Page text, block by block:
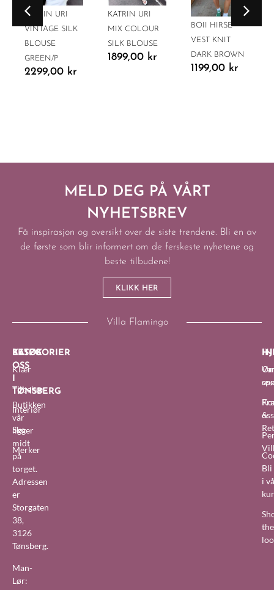
KATRIN URI
VINTAGE SILK
BLOUSE
GREEN/P
2299,00 kr
KATRIN URI
MIX COLOUR
SILK BLOUSE
1899,00 kr
BOII HIRSE
VEST KNIT
DARK BROWN
1199,00 kr
MELD DEG PÅ VÅRT
NYHETSBREV
Få inspirasjon og oversikt over de siste trendene. Bli en av
de første som blir informert om de ferskeste nyhetene og
beste tilbudene!
KLIKK HER
Villa Flamingo
BESØK
OSS
I
TØNSBERG
Butikken
vår
ligger
midt
på
torget.
Adressen
er
Storgaten
38,
3126
Tønsberg.
Man-
Lør:
KATEGORIER
Klær
Tilbehør
Interiør
Sko
Merker
oss
&
Bli
i
the
oss